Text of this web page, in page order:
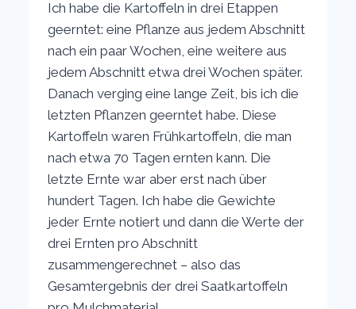
Ich habe die Kartoffeln in drei Etappen
geerntet: eine Pflanze aus jedem Abschnitt
nach ein paar Wochen, eine weitere aus
jedem Abschnitt etwa drei Wochen später.
Danach verging eine lange Zeit, bis ich die
letzten Pflanzen geerntet habe. Diese
Kartoffeln waren Frühkartoffeln, die man
nach etwa 70 Tagen ernten kann. Die
letzte Ernte war aber erst nach über
hundert Tagen. Ich habe die Gewichte
jeder Ernte notiert und dann die Werte der
drei Ernten pro Abschnitt
zusammengerechnet – also das
Gesamtergebnis der drei Saatkartoffeln